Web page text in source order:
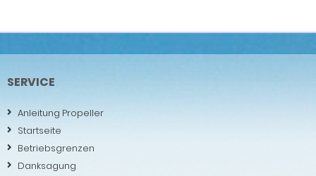
SERVICE
Anleitung Propeller
Startseite
Betriebsgrenzen
Danksagung